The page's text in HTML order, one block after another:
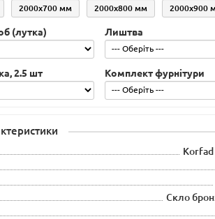
2000х700 мм 2000х800 мм 2000х900
(лутка) Лиштва
2.5 шт Комплект фурнітури
Скло